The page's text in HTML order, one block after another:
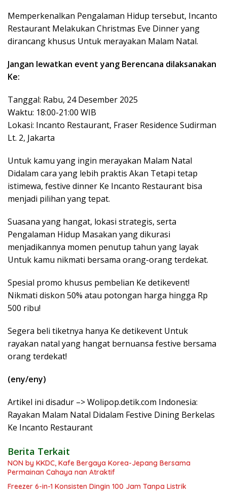
Memperkenalkan Pengalaman Hidup tersebut, Incanto
Restaurant Melakukan Christmas Eve Dinner yang
dirancang khusus Untuk merayakan Malam Natal.
Jangan lewatkan event yang Berencana dilaksanakan
Ke:
Tanggal: Rabu, 24 Desember 2025
Waktu: 18:00-21:00 WIB
Lokasi: Incanto Restaurant, Fraser Residence Sudirman
Lt. 2, Jakarta
Untuk kamu yang ingin merayakan Malam Natal
Didalam cara yang lebih praktis Akan Tetapi tetap
istimewa, festive dinner Ke Incanto Restaurant bisa
menjadi pilihan yang tepat.
Suasana yang hangat, lokasi strategis, serta
Pengalaman Hidup Masakan yang dikurasi
menjadikannya momen penutup tahun yang layak
Untuk kamu nikmati bersama orang-orang terdekat.
Spesial promo khusus pembelian Ke detikevent!
Nikmati diskon 50% atau potongan harga hingga Rp
500 ribu!
Segera beli tiketnya hanya Ke detikevent Untuk
rayakan natal yang hangat bernuansa festive bersama
orang terdekat!
(eny/eny)
Artikel ini disadur –> Wolipop.detik.com Indonesia:
Rayakan Malam Natal Didalam Festive Dining Berkelas
Ke Incanto Restaurant
Berita Terkait
NON by KKDC, Kafe Bergaya Korea-Jepang Bersama
Permainan Cahaya nan Atraktif
Freezer 6-in-1 Konsisten Dingin 100 Jam Tanpa Listrik